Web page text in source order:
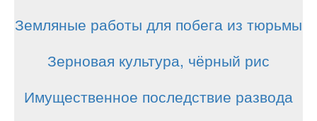
Земляные работы для побега из тюрьмы
Зерновая культура, чёрный рис
Имущественное последствие развода